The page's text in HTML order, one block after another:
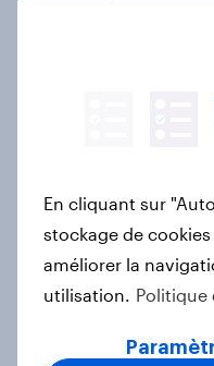
Médias & IA
Saint-Valentin
cadeaux,
prévoient les
En cliquant sur
stockage de
améliorer la
utilisation. Politique